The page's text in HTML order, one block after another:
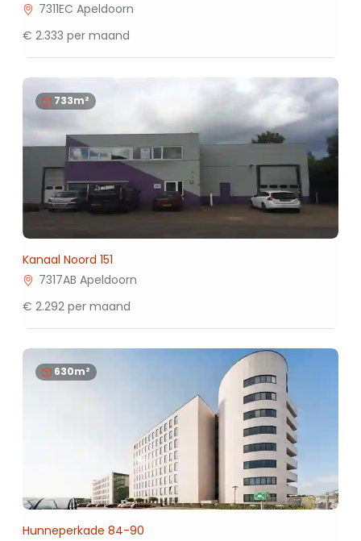
7311EC Apeldoorn
€ 2.333 per maand
733m²
Kanaal Noord 151
7317AB Apeldoorn
€ 2.292 per maand
630m²
Hunneperkade 84-90